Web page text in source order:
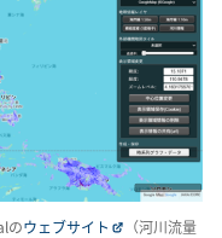
のウェブサイト
（河川流量